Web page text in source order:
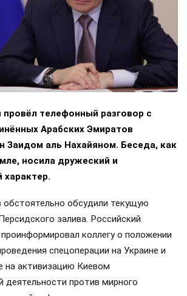
телефонный разговор с
Арабских Эмиратов
Заидом аль Нахайяном. Беседа, как
носила дружеский и
характер.
обстоятельно обсудили текущую
залива. Российский
коллегу о положении
спецоперации на Украине и
на активизацию Киевом
деятельности против мирного